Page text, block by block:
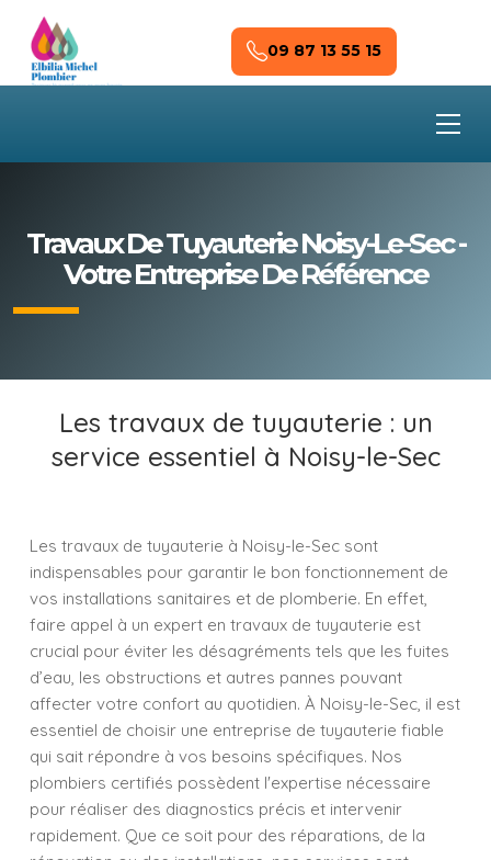
Skip to main content
09 87 13 55 15
Travaux De Tuyauterie Noisy-Le-Sec -
Votre Entreprise De Référence
Les travaux de tuyauterie : un
service essentiel à Noisy-le-Sec
Les travaux de tuyauterie à Noisy-le-Sec sont
indispensables pour garantir le bon fonctionnement de
vos installations sanitaires et de plomberie. En effet,
faire appel à un expert en travaux de tuyauterie est
crucial pour éviter les désagréments tels que les fuites
d’eau, les obstructions et autres pannes pouvant
affecter votre confort au quotidien. À Noisy-le-Sec, il est
essentiel de choisir une entreprise de tuyauterie fiable
qui sait répondre à vos besoins spécifiques. Nos
plombiers certifiés possèdent l'expertise nécessaire
pour réaliser des diagnostics précis et intervenir
rapidement. Que ce soit pour des réparations, de la